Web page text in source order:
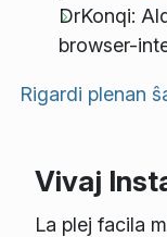
DrKonqi:
browser-
Rigardi plenan
Vivaj
La plej facila